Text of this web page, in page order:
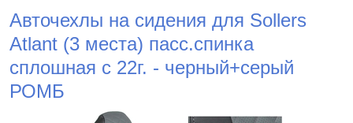
Авточехлы на сидения для Sollers
Atlant (3 места) пасс.спинка
сплошная с 22г. - черный+серый
РОМБ